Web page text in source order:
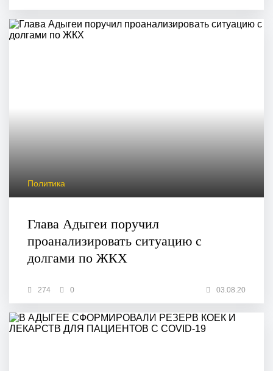
Политика
Глава Адыгеи поручил
проанализировать ситуацию с
долгами по ЖКХ
274 0 03.08.20